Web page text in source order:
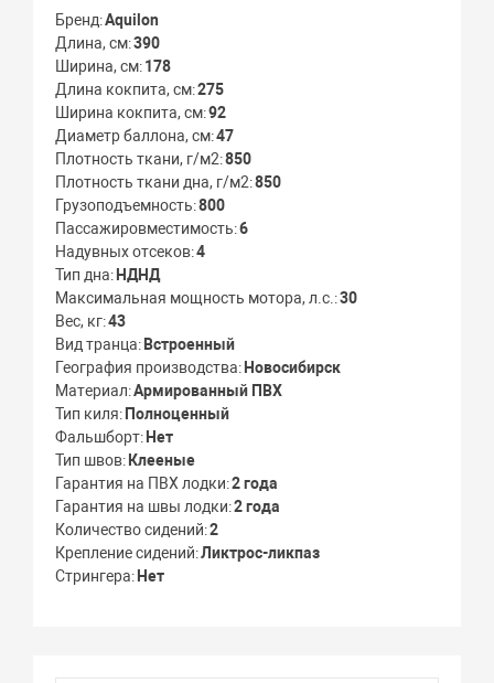
Бренд Aquilon
Длина, см 390
Ширина, см 178
Длина кокпита, см 275
Ширина кокпита, см 92
Диаметр баллона, см 47
Плотность ткани, г/м2 850
Плотность ткани дна, г/м2 850
Грузоподъемность 800
Пассажировместимость 6
Надувных отсеков 4
Тип дна НДНД
Максимальная мощность мотора, л.с. 30
Вес, кг 43
Вид транца Встроенный
География производства Новосибирск
Материал Армированный ПВХ
Тип киля Полноценный
Фальшборт Нет
Тип швов Клееные
Гарантия на ПВХ лодки 2 года
Гарантия на швы лодки 2 года
Количество сидений 2
Крепление сидений Ликтрос-ликпаз
Стрингера Нет